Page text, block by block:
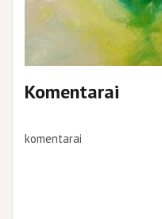
Komentarai
komentarai